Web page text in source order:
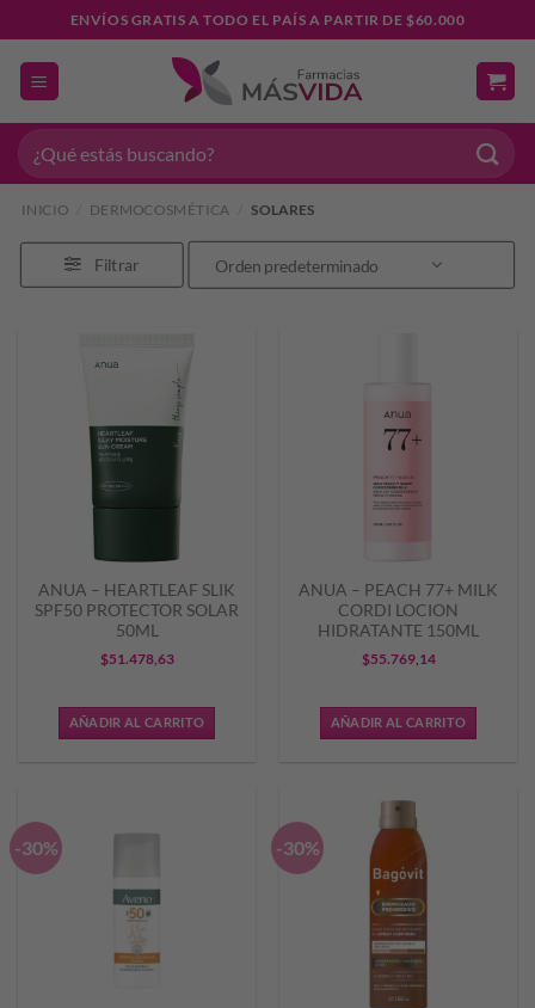
al
contenido
ENVÍOS GRATIS A TODO EL PAÍS A PARTIR DE $60.000
Buscar
por:
INICIO DERMOCOSMÉTICA SOLARES
Filtrar
ANUA – HEARTLEAF SLIK
SPF50 PROTECTOR SOLAR
50ML
$51.478,63
AÑADIR AL CARRITO
ANUA – PEACH 77+ MILK
CORDI LOCION
HIDRATANTE 150ML
$55.769,14
AÑADIR AL CARRITO
-30% -30%